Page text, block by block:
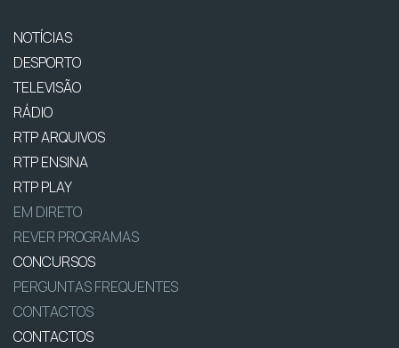
NOTÍCIAS
DESPORTO
TELEVISÃO
RÁDIO
RTP ARQUIVOS
RTP ENSINA
RTP PLAY
EM DIRETO
REVER PROGRAMAS
CONCURSOS
PERGUNTAS FREQUENTES
CONTACTOS
CONTACTOS